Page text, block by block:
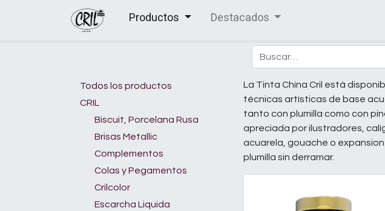
Productos Destacados
Todos los productos
CRIL
Biscuit, Porcelana Rusa
Brisas Metallic
Complementos
Colas y Pegamentos
Crilcolor
Escarcha Liquida
La Tinta China Cril está
técnicas artísticas de base
tanto con plumilla como con
apreciada por ilustradores,
acuarela, gouache o
plumilla sin derramar.